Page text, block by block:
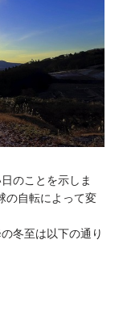
のことを示しま
の自転によって変
冬至は以下の通り